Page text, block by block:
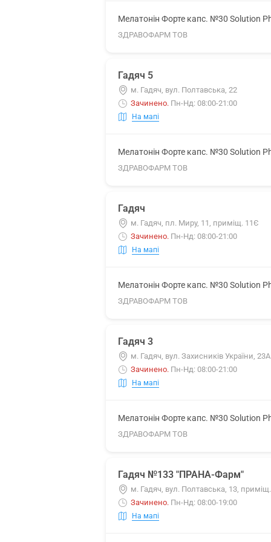
Мелатонін Форте капс. №30 Solution
ЗДРАВОФАРМ ТОВ
Гадяч 5
м. Гадяч, вул. Полтавська, 22
Зачинено. Пн-Нд: 08:00-21:00
На мапі
Мелатонін Форте капс. №30 Solution
ЗДРАВОФАРМ ТОВ
Гадяч
м. Гадяч, пл. Миру, 11, приміщ. 11Є
Зачинено. Пн-Нд: 08:00-21:00
На мапі
Мелатонін Форте капс. №30 Solution
ЗДРАВОФАРМ ТОВ
Гадяч 3
м. Гадяч, вул. Захисників України, 23А
Зачинено. Пн-Нд: 08:00-21:00
На мапі
Мелатонін Форте капс. №30 Solution
ЗДРАВОФАРМ ТОВ
Гадяч №133 "ПРАНА-Фарм"
м. Гадяч, вул. Полтавська, 13,
Зачинено. Пн-Нд: 08:00-19:00
На мапі